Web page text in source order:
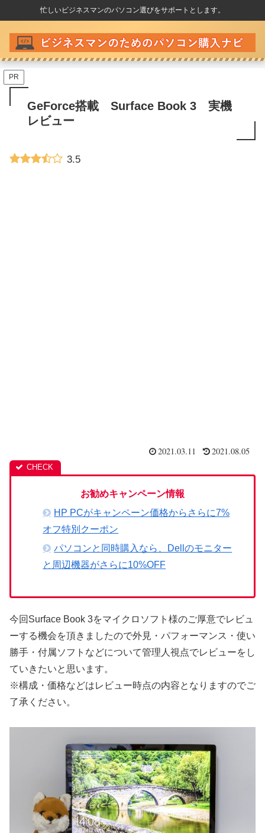
忙しいビジネスマンのパソコン選びをサポートとします。
PR
GeForce搭載 Surface Book 3 実機
レビュー
3.5
2021.03.11 2021.08.05
お勧めキャンペーン情報
HP PCがキャンペーン価格からさらに7%
オフ特別クーポン
パソコンと同時購入なら、Dellのモニター
と周辺機器がさらに10%OFF
今回Surface Book 3をマイクロソフト様のご厚意でレビュ
ーする機会を頂きましたので外見・パフォーマンス・使い
勝手・付属ソフトなどについて管理人視点でレビューをし
ていきたいと思います。
※構成・価格などはレビュー時点の内容となりますのでご
了承ください。